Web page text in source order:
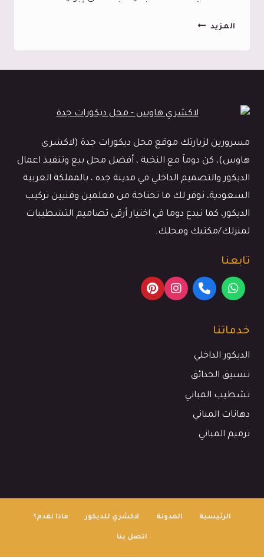
المزيدديكورات
اشكال
شاشه
مسرورين لزيارتك موقع محل ديكورات جدة (لاكشري
هاوس)، كن دوماَ مع النخبة ، أفضل محل بيع وتنفيذ اعمال
الديكور والتصميم الداخلي في مدينة جده ، بالمملكة العربية
السعودية، نوفر لك ما تحتاجة من معلمين وفنيين تركيب
الديكور، كما نبدع دوما في اختيار أرقى تصاميم التشطيبات
لمنزلك/مكتبك ومحلك.
تابعنا
خدماتنا
الديكور الداخلي
تنسيق الحدائق
تشطيب المباني
دهانات المباني
ترميم المباني
الرئيسية المدونة لاكشري للديكور ماذا نقدم؟
اتصل بنا